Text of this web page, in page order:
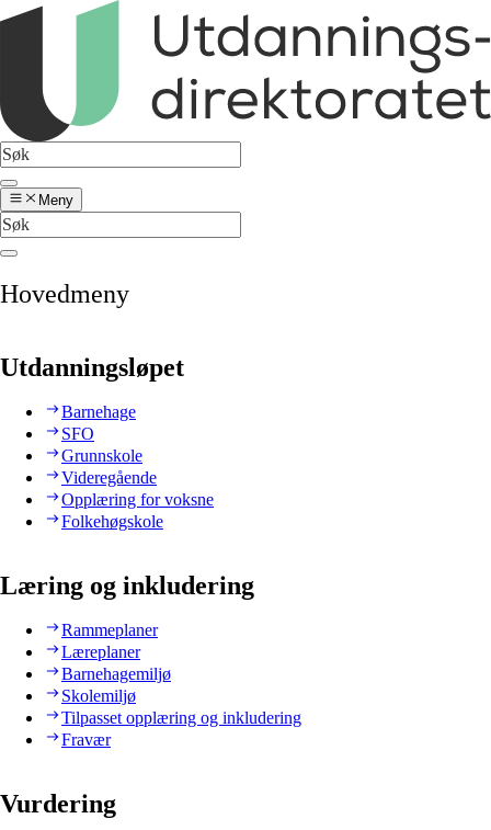
Meny
Hovedmeny
Utdanningsløpet
Barnehage
SFO
Grunnskole
Videregående
Opplæring for voksne
Folkehøgskole
Læring og inkludering
Rammeplaner
Læreplaner
Barnehagemiljø
Skolemiljø
Tilpasset opplæring og inkludering
Fravær
Vurdering